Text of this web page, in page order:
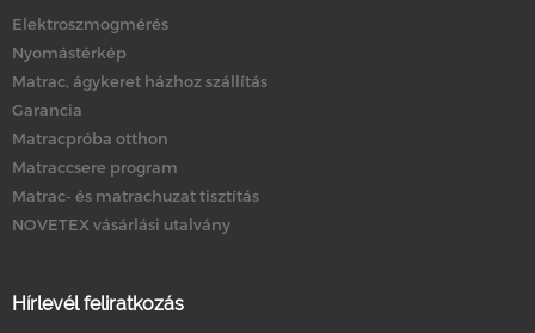
Elektroszmogmérés
Nyomástérkép
Matrac, ágykeret házhoz szállítás
Garancia
Matracpróba otthon
Matraccsere program
Matrac- és matrachuzat tisztítás
NOVETEX vásárlási utalvány
Hírlevél feliratkozás